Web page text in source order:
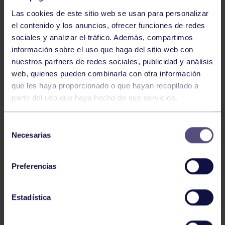
Las cookies de este sitio web se usan para personalizar
el contenido y los anuncios, ofrecer funciones de redes
sociales y analizar el tráfico. Además, compartimos
información sobre el uso que haga del sitio web con
nuestros partners de redes sociales, publicidad y análisis
web, quienes pueden combinarla con otra información
que les haya proporcionado o que hayan recopilado a
partir del uso que haya hecho de sus servicios.
Necesarias
Preferencias
Estadística
Voleibol
CAMPEONAS DE ASTURIAS
Voleibol